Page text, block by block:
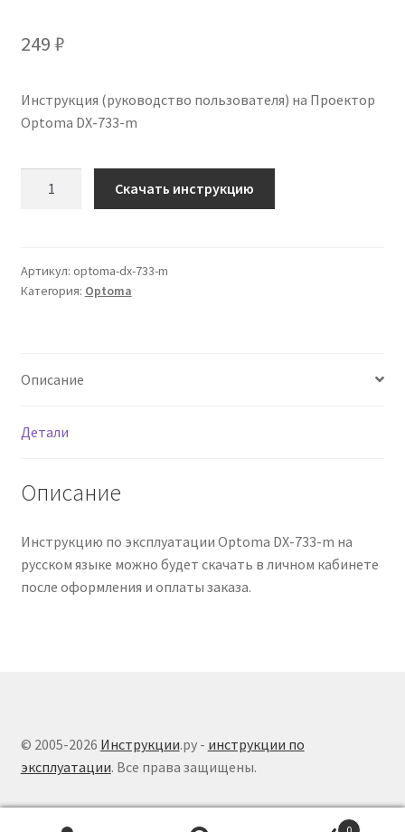
249 ₽
Инструкция (руководство пользователя) на Проектор
Optoma DX-733-m
Optoma
DX-
русском
Скачать инструкцию
Артикул: optoma-dx-733-m
Категория: Optoma
Описание
Детали
Описание
Инструкцию по эксплуатации Optoma DX-733-m на
русском языке можно будет скачать в личном кабинете
после оформления и оплаты заказа.
© 2005-2026 Инструкции.ру - инструкции по
эксплуатации. Все права защищены.